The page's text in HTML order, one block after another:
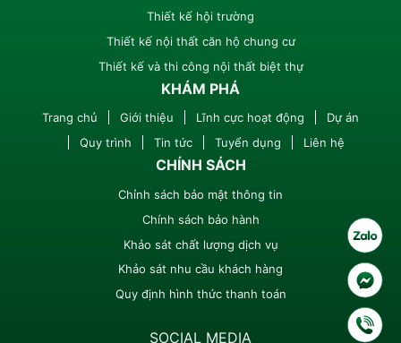
Thiết kế hội trường
Thiết kế nội thất căn hộ chung cư
Thiết kế và thi công nội thất biệt thự
KHÁM PHÁ
Trang chủ Giới thiệu Lĩnh cực hoạt động
Dự án
Quy trình
Tin tức Tuyển dụng Liên hệ
CHÍNH SÁCH
Chỉnh sách bảo mật thông tin
Chính sách bảo hành
Khảo sát chất lượng dịch vụ
Khảo sát nhu cầu khách hàng
Quy định hình thức thanh toán
SOCIAL MEDIA